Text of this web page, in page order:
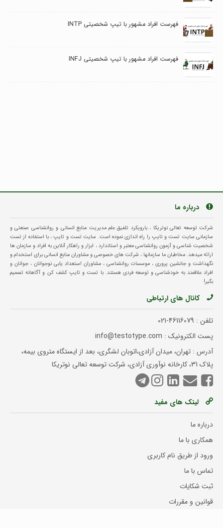
فهرست افراد مشهور با تیپ شخصیتی INTP
فهرست افراد مشهور با تیپ شخصیتی INFJ
درباره ما
شرکت توسعه تعالی نوتریکا ، بارویکرد تلفیق علم مدیریت منابع انسانی و روانشناسی صنعتی و
سازمانی سایت تست و تایپ را راه اندازی نموده است. سایت تست و تایپ ، با استفاده از تست
شخصیت شناسی و آزمون روانشناسی معتبر و استاندارد ، ابزار و راهکار آنلاین به افراد و سازمان ها
ارائه میدهد. مخاطبان ما سازمانها ، شرکت های خصوصی و مشاوران منابع انسانی برای استخدام و
نگهداشت و جانشین پروری ، موسسات روانشناسی ، مشاوران استعداد یابی نوجوانان ، جوانان و
افراد علاقمند به خودشناسی و توسعه فردی هستند. با تست و تایپ کشف کن و آگاهانه تصمیم
بگیر!
کانال های ارتباطی
تلفن : 021-46116079
پست الکترونیک : info@testotype.com
آدرس : تهران، میدان آزادی،اتوبان لشگری، بعد از ایستگاه متروی بیمه،
پلاک 31، کارخانه نوآوری آزادی، شرکت توسعه تعالی نوتریکا
لینک های مفید
درباره ما
همکاری با ما
ورود از طریق نام کاربری
تماس با ما
ثبت شکایات
قوانین و مقررات